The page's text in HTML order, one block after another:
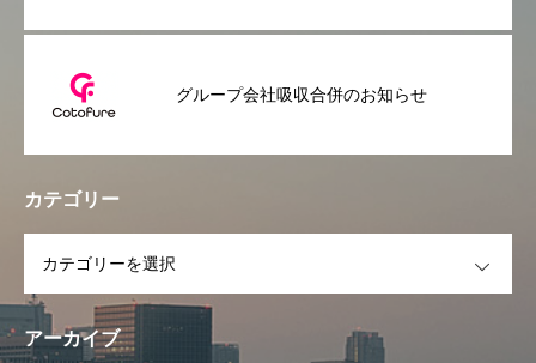
グループ会社吸収合併のお知らせ
カテゴリー
アーカイブ